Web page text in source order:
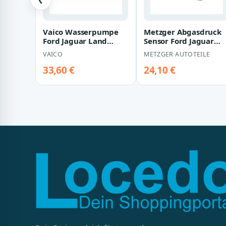
Vaico Wasserpumpe
Ford Jaguar Land
Rover Mazda Volvo
VAICO
33,60 €
Metzger Abgasdruck
Sensor Ford Jaguar
Land Rover Mazda
Volvo
METZGER AUTOTEILE
24,10 €